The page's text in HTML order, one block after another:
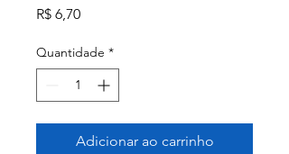
R$ 6,70Preço
Quantidade *
Adicionar ao carrinho